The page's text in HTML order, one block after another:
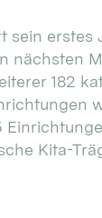
sein erstes
nächsten
182
Kita-